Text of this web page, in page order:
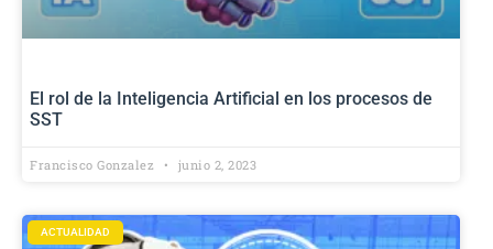
El rol de la Inteligencia Artificial en los procesos de
SST
Francisco Gonzalez junio 2, 2023
ACTUALIDAD